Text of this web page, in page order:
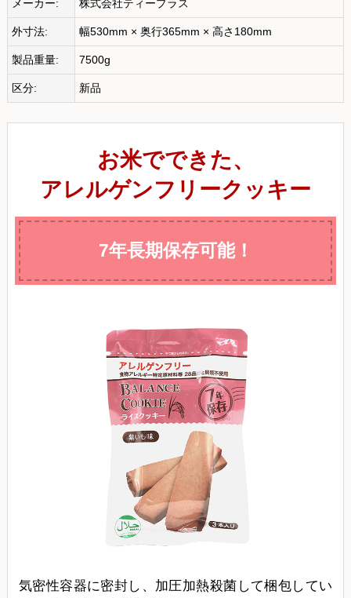
メーカー: 株式会社ティープラス
外寸法: 幅530mm × 奥行365mm × 高さ180mm
製品重量: 7500g
区分: 新品
お米でできた、
アレルゲンフリークッキー
7年長期保存可能！
気密性容器に密封し、加圧加熱殺菌して梱包してい